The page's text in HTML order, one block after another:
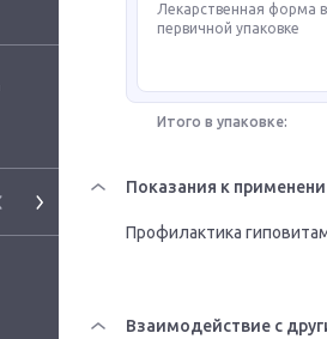
Лекарственная форма
первичной упаковке
Итого в упаковке:
Показания к
Профилактика
Взаимодействие с